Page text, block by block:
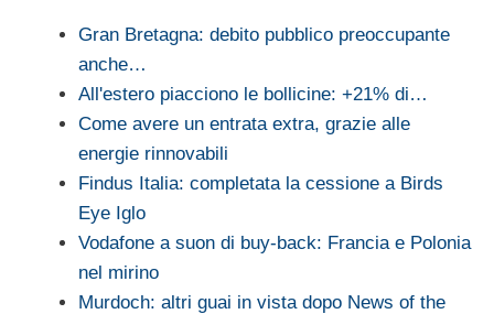
Gran Bretagna: debito pubblico preoccupante
anche…
All'estero piacciono le bollicine: +21% di…
Come avere un entrata extra, grazie alle
energie rinnovabili
Findus Italia: completata la cessione a Birds
Eye Iglo
Vodafone a suon di buy-back: Francia e Polonia
nel mirino
Murdoch: altri guai in vista dopo News of the